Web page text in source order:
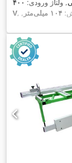
, ولتاژ ورودی: ۴۰۰
V
۱۰۴ میلی‌متر
,
ارتفاع:مکانیکی